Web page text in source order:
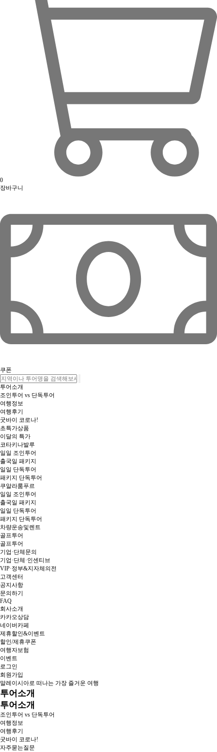
0
장바구니
쿠폰
투어소개
조인투어 vs 단독투어
여행정보
여행후기
굿바이 코로나!
초특가상품
이달의 특가
코타키나발루
일일 조인투어
출국일 패키지
일일 단독투어
패키지 단독투어
쿠알라룸푸르
일일 조인투어
출국일 패키지
일일 단독투어
패키지 단독투어
차량운송및렌트
골프투어
골프투어
기업·단체문의
기업·단체·인센티브
VIP·정부&지자체의전
고객센터
공지사항
문의하기
FAQ
회사소개
카카오상담
네이버카페
제휴할인&이벤트
할인/제휴쿠폰
여행자보험
이벤트
로그인
회원가입
말레이시아로 떠나는 가장 즐거운 여행
투어소개
투어소개
조인투어 vs 단독투어
여행정보
여행후기
굿바이 코로나!
자주묻는질문